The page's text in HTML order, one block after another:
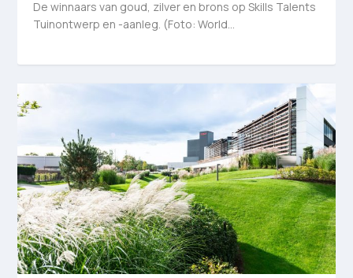
De winnaars van goud, zilver en brons op Skills Talents
Tuinontwerp en -aanleg. (Foto: World...